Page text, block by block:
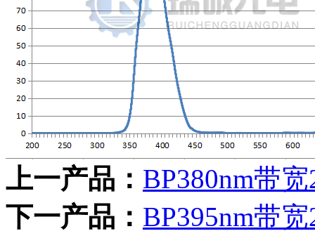
上一产品： BP380nm带
下一产品： BP395nm带